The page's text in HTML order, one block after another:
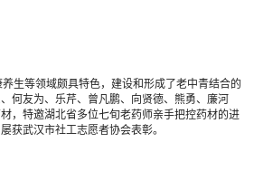
生等领域颇具特色，建设和形成了老中青结合的
何友为、乐芹、曾凡鹏、向贤德、熊勇、廉河
，特邀湖北省多位七旬老药师亲手把控药材的进
获武汉市社工志愿者协会表彰。